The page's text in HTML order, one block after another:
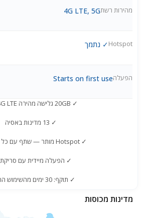
מהירות רשת4G LTE, 5G
Hotspot✓ נתמך
הפעלהStarts on first use
✓ 20GB גלישה מהירה 4G LTE ו-5G
✓ 13 מדינות באסיה
✓ Hotspot מותר — שתף עם כל המשפחה
✓ הפעלה מיידית עם סריקת QR
✓ תוקף: 30 ימים מהשימוש הראשון
מדינות מכוסות